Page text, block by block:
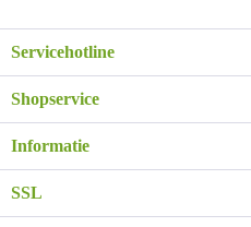
Servicehotline
Shopservice
Informatie
SSL